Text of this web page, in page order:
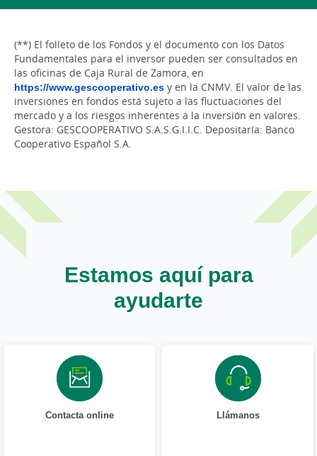
(**) El folleto de los Fondos y el documento con los Datos
Fundamentales para el inversor pueden ser consultados en
las oficinas de Caja Rural de Zamora, en
https://www.gescooperativo.es y en la CNMV. El valor de las
inversiones en fondos está sujeto a las fluctuaciones del
mercado y a los riesgos inherentes a la inversión en valores.
Gestora: GESCOOPERATIVO S.A.S.G.I.I.C. Depositaría: Banco
Cooperativo Español S.A.
Estamos aquí para
ayudarte
Contacta online Llámanos